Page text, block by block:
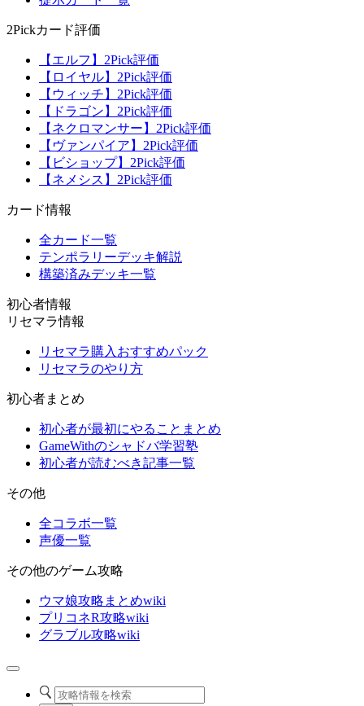
2Pickカード評価
【エルフ】2Pick評価
【ロイヤル】2Pick評価
【ウィッチ】2Pick評価
【ドラゴン】2Pick評価
【ネクロマンサー】2Pick評価
【ヴァンパイア】2Pick評価
【ビショップ】2Pick評価
【ネメシス】2Pick評価
カード情報
全カード一覧
テンポラリーデッキ解説
構築済みデッキ一覧
初心者情報
リセマラ情報
リセマラ購入おすすめパック
リセマラのやり方
初心者まとめ
初心者が最初にやることまとめ
GameWithのシャドバ学習塾
初心者が読むべき記事一覧
その他
全コラボ一覧
声優一覧
その他のゲーム攻略
ウマ娘攻略まとめwiki
プリコネR攻略wiki
グラブル攻略wiki